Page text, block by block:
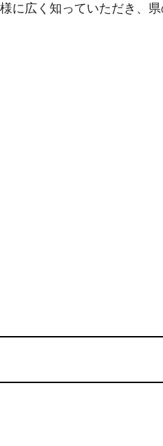
に広く知っていただき、